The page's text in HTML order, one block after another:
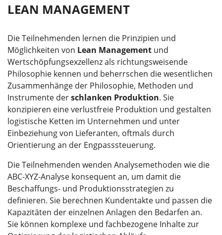
LEAN MANAGEMENT
Die Teilnehmenden lernen die Prinzipien und
Möglichkeiten von Lean Management und
Wertschöpfungsexzellenz als richtungsweisende
Philosophie kennen und beherrschen die wesentlichen
Zusammenhänge der Philosophie, Methoden und
Instrumente derschlanken Produktion. Sie
konzipieren eine verlustfreie Produktion und gestalten
logistische Ketten im Unternehmen und unter
Einbeziehung von Lieferanten, oftmals durch
Orientierung an der Engpasssteuerung.
Die Teilnehmenden wenden Analysemethoden wie die
ABC-XYZ-Analyse konsequent an, um damit die
Beschaffungs- und Produktionsstrategien zu
definieren. Sie berechnen Kundentakte und passen die
Kapazitäten der einzelnen Anlagen den Bedarfen an.
Sie können komplexe und fachbezogene Inhalte zur